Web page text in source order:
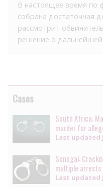
В настоящее время по
собрана достаточная
рассмотрит
решение о дальнейшей
Cases
South Africa:
murder for
Last updated
Senegal:
multiple
Last updated